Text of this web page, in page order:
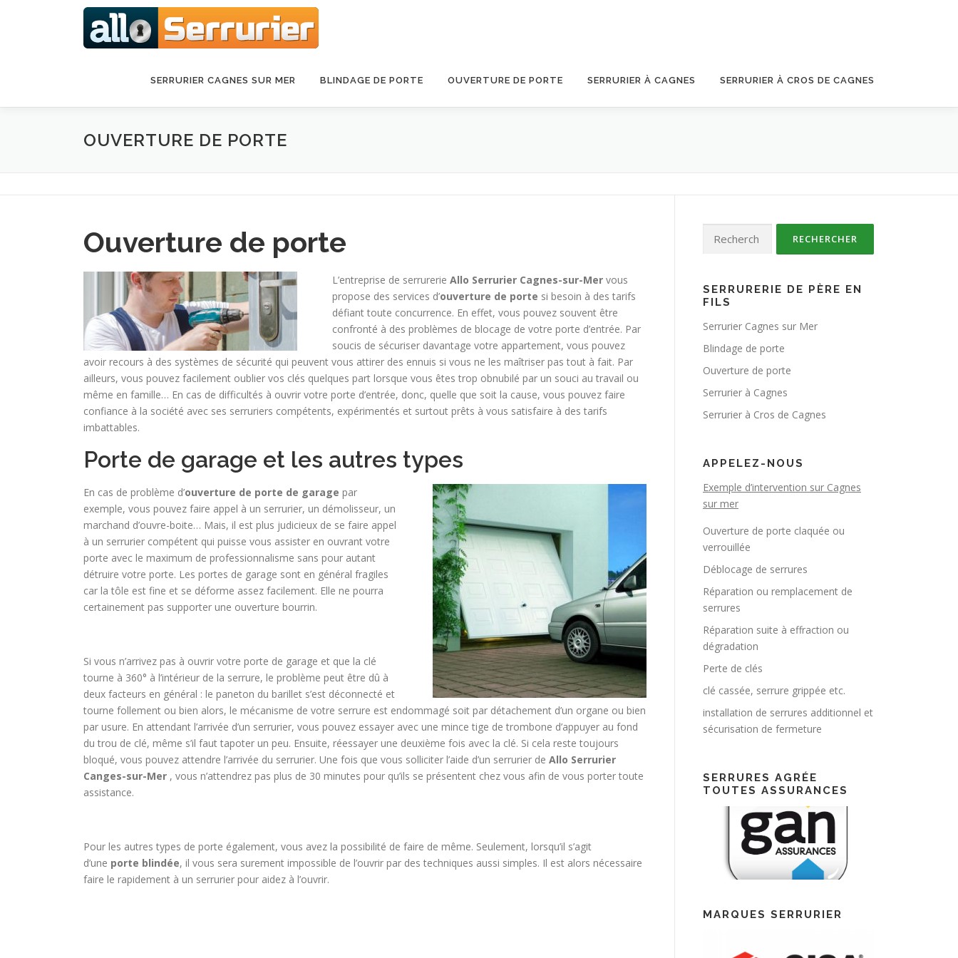
SERRURIER CAGNES SUR MER BLINDAGE DE PORTE OUVERTURE DE PORTE SERRURIER À CAGNES SERRURIER À CROS DE CAGNES
OUVERTURE DE PORTE
Ouverture de porte
L’entreprise de serrurerie Allo Serrurier Cagnes-sur-Mer vous
propose des services d’ouverture de porte si besoin à des tarifs
défiant toute concurrence. En effet, vous pouvez souvent être
confronté à des problèmes de blocage de votre porte d’entrée. Par
soucis de sécuriser davantage votre appartement, vous pouvez
avoir recours à des systèmes de sécurité qui peuvent vous attirer des ennuis si vous ne les maîtriser pas tout à fait. Par
ailleurs, vous pouvez facilement oublier vos clés quelques part lorsque vous êtes trop obnubilé par un souci au travail ou
même en famille… En cas de difficultés à ouvrir votre porte d’entrée, donc, quelle que soit la cause, vous pouvez faire
confiance à la société avec ses serruriers compétents, expérimentés et surtout prêts à vous satisfaire à des tarifs
imbattables.
Porte de garage et les autres types
En cas de problème d’ouverture de porte de garage par
exemple, vous pouvez faire appel à un serrurier, un démolisseur, un
marchand d’ouvre-boite… Mais, il est plus judicieux de se faire appel
à un serrurier compétent qui puisse vous assister en ouvrant votre
porte avec le maximum de professionnalisme sans pour autant
détruire votre porte. Les portes de garage sont en général fragiles
car la tôle est fine et se déforme assez facilement. Elle ne pourra
certainement pas supporter une ouverture bourrin.
Si vous n’arrivez pas à ouvrir votre porte de garage et que la clé
tourne à 360° à l’intérieur de la serrure, le problème peut être dû à
deux facteurs en général : le paneton du barillet s’est déconnecté et
tourne follement ou bien alors, le mécanisme de votre serrure est endommagé soit par détachement d’un organe ou bien
par usure. En attendant l’arrivée d’un serrurier, vous pouvez essayer avec une mince tige de trombone d’appuyer au fond
du trou de clé, même s’il faut tapoter un peu. Ensuite, réessayer une deuxième fois avec la clé. Si cela reste toujours
bloqué, vous pouvez attendre l’arrivée du serrurier. Une fois que vous solliciter l’aide d’un serrurier de Allo Serrurier
Canges-sur-Mer , vous n’attendrez pas plus de 30 minutes pour qu’ils se présentent chez vous afin de vous porter toute
assistance.
Pour les autres types de porte également, vous avez la possibilité de faire de même. Seulement, lorsqu’il s’agit
d’une porte blindée, il vous sera surement impossible de l’ouvrir par des techniques aussi simples. Il est alors nécessaire
faire le rapidement à un serrurier pour aidez à l’ouvrir.
Rechercher :
SERRURERIE DE PÈRE EN
FILS
Serrurier Cagnes sur Mer
Blindage de porte
Ouverture de porte
Serrurier à Cagnes
Serrurier à Cros de Cagnes
APPELEZ-NOUS
Exemple d’intervention sur Cagnes
sur mer
Ouverture de porte claquée ou
verrouillée
Déblocage de serrures
Réparation ou remplacement de
serrures
Réparation suite à effraction ou
dégradation
Perte de clés
clé cassée, serrure grippée etc.
installation de serrures additionnel et
sécurisation de fermeture
SERRURES AGRÉE
TOUTES ASSURANCES
MARQUES SERRURIER